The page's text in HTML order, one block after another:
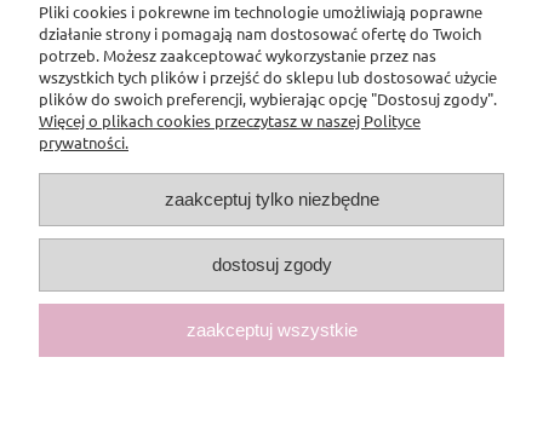
O nas
Pomoc
Pliki cookies i pokrewne im technologie umożliwiają poprawne
działanie strony i pomagają nam dostosować ofertę do Twoich
potrzeb. Możesz zaakceptować wykorzystanie przez nas
wszystkich tych plików i przejść do sklepu lub dostosować użycie
plików do swoich preferencji, wybierając opcję "Dostosuj zgody".
Więcej o plikach cookies przeczytasz w naszej Polityce
prywatności.
zaakceptuj tylko niezbędne
dostosuj zgody
zaakceptuj wszystkie